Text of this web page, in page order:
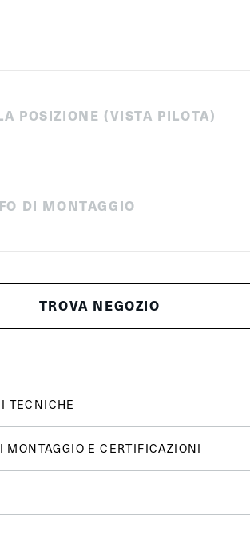
POSIZIONE (VISTA PILOTA)
DI MONTAGGIO
TROVA NEGOZIO
TECNICHE
MONTAGGIO E CERTIFICAZIONI